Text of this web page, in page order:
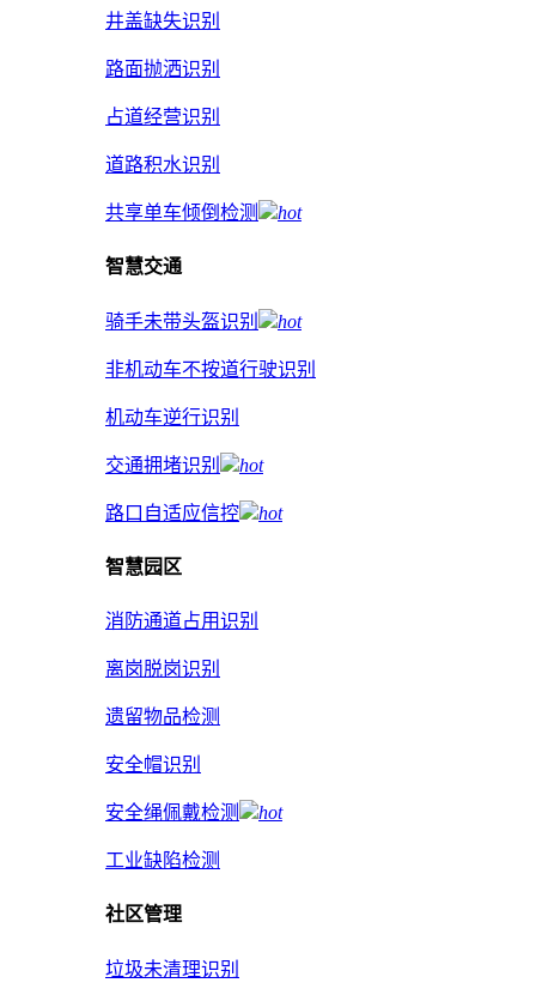
井盖缺失识别
路面抛洒识别
占道经营识别
道路积水识别
共享单车倾倒检测 hot
智慧交通
骑手未带头盔识别 hot
非机动车不按道行驶识别
机动车逆行识别
交通拥堵识别 hot
路口自适应信控 hot
智慧园区
消防通道占用识别
离岗脱岗识别
遗留物品检测
安全帽识别
安全绳佩戴检测 hot
工业缺陷检测
社区管理
垃圾未清理识别